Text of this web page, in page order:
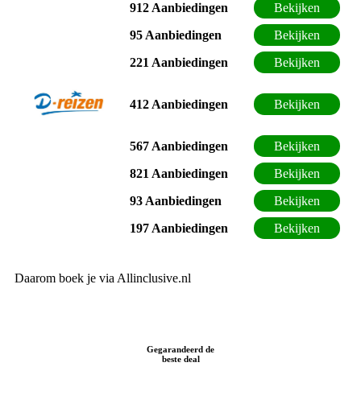
912 Aanbiedingen
Bekijken
95 Aanbiedingen
Bekijken
221 Aanbiedingen
Bekijken
412 Aanbiedingen Bekijken
567 Aanbiedingen
Bekijken
821 Aanbiedingen
Bekijken
93 Aanbiedingen
Bekijken
197 Aanbiedingen
Bekijken
Daarom boek je via Allinclusive.nl
Gegarandeerd de
beste deal